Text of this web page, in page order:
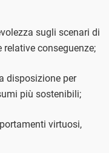
sugli scenari di
conseguenze;
disposizione per
più sostenibili;
virtuosi,